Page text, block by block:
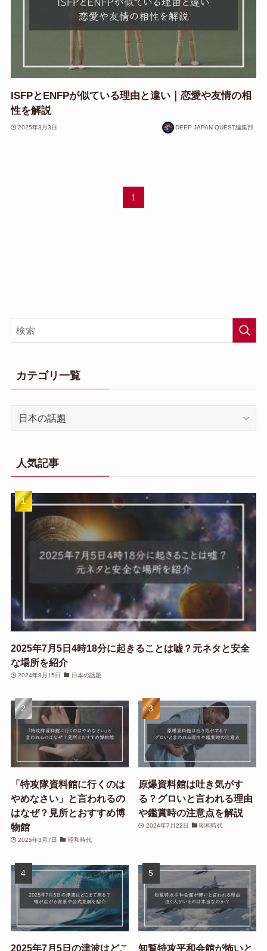
ISFPとENFPが似ている理由と違い｜恋愛や友情の相
性を解説
2025年3月3日 DEEP JAPAN QUEST編集部
1
カテゴリ一覧
一
人気記事
2025年7月5日4時18分に起きることは嘘？元ネタと安全
な場所を紹介
2024年8月15日 日本の話題
「特攻隊資料館に行くのは
やめなさい」と言われるの
はなぜ？見所とおすすめ博
物館
2025年3月7日 昭和時代
原爆資料館は吐き気がす
る？グロいと言われる理由
や鑑賞時の注意点を解説
2024年7月22日 昭和時代
2025年7月5日の津波はどこ 知覧特攻平和会館が怖いと